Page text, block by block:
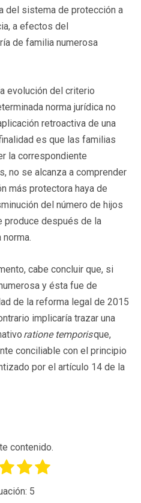
del sistema de protección a
a efectos del
de familia numerosa
evolución del criterio
norma jurídica no
retroactiva de una
es que las familias
la correspondiente
no se alcanza a comprender
más protectora haya de
del número de hijos
produce después de la
cabe concluir que, si
y ésta fue de
de la reforma legal de 2015
implicaría trazar una
ratione temporisque,
conciliable con el principio
por el artículo 14 de la
contenido.
5